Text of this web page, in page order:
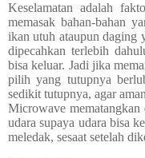
Keselamatan adalah
memasak bahan-bahan
ikan utuh ataupun daging
dipecahkan terlebih
bisa keluar. Jadi jika
pilih yang tutupnya
sedikit tutupnya, agar
Microwave
udara supaya udara bisa
meledak, sesaat setelah